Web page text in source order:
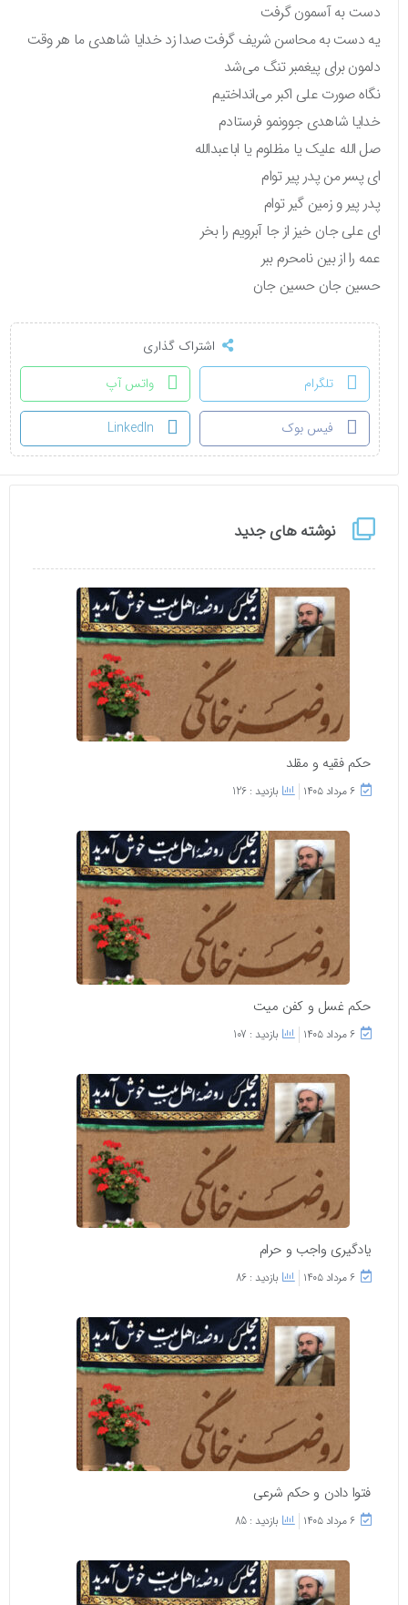
نوشته های جدید
حکم فقیه و مقلد
۶ مرداد ۱۴۰۵ بازدید : 126
حکم غسل و کفن میت
۶ مرداد ۱۴۰۵ بازدید : 107
یادگیری واجب و حرام
۶ مرداد ۱۴۰۵ بازدید : 86
فتوا دادن و حکم شرعی
۶ مرداد ۱۴۰۵ بازدید : 85
دست به آسمون گرفت
یه دست به محاسن شریف گرفت صدا زد خدایا شاهدی ما هر وقت
دلمون برای پیغمبر تنگ می‌شد
نگاه صورت علی اکبر می‌انداختیم
خدایا شاهدی جوونمو فرستادم
صل الله علیک یا مظلوم یا اباعبدالله
ای پسر من پدر پیر توام
پدر پیر و زمین گیر توام
ای علی جان خیز از جا آبرویم را بخر
عمه را از بین نامحرم ببر
حسین جان حسین جان
اشتراک گذاری
تلگرام
واتس آپ
فیس بوک LinkedIn